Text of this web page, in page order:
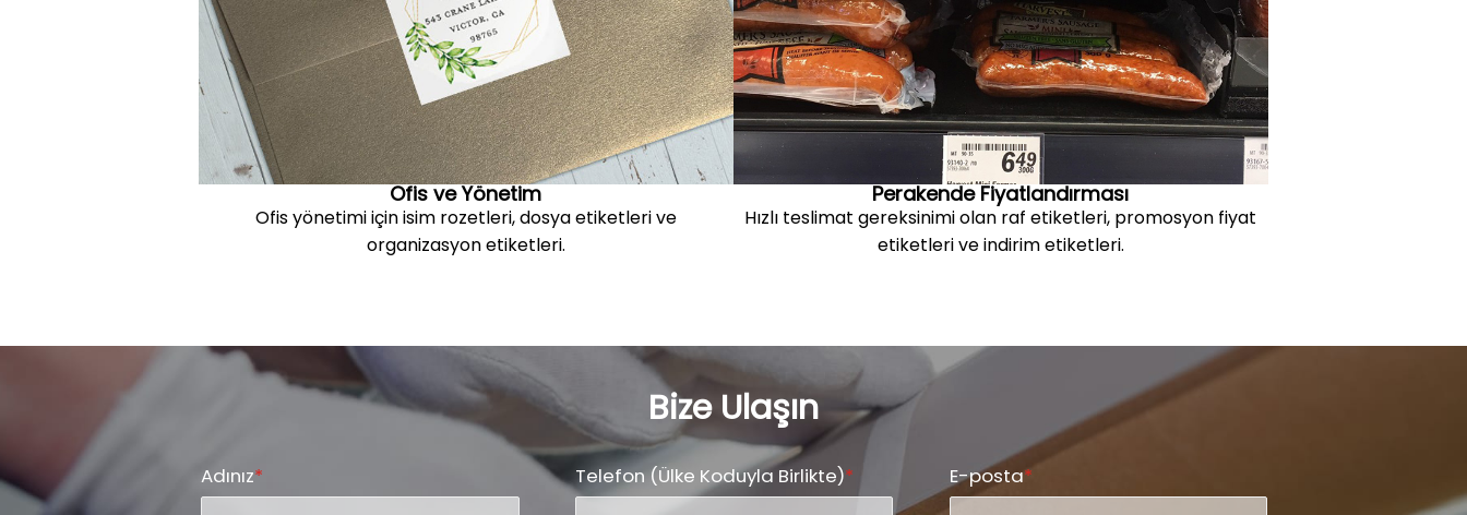
Ofis ve Yönetim
Ofis yönetimi için isim rozetleri, dosya etiketleri ve
organizasyon etiketleri.
Perakende Fiyatlandırması
Hızlı teslimat gereksinimi olan raf etiketleri, promosyon fiyat
etiketleri ve indirim etiketleri.
Bize Ulaşın
Adınız* Telefon (Ülke Koduyla Birlikte)* E-posta*